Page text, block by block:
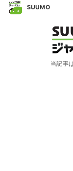
SUUMO
当記事